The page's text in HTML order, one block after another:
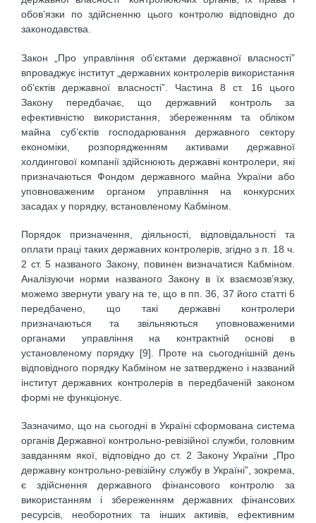
обов’язки по здійсненню цього контролю відповідно до
законодавства.
Закон „Про управління об’єктами державної власності”
впроваджує інститут „державних контролерів використання
об’єктів державної власності”. Частина 8 ст. 16 цього
Закону передбачає, що державний контроль за
ефективністю використання, збереженням та обліком
майна суб’єктів господарювання державного сектору
економіки, розпорядженням активами державної
холдингової компанії здійснюють державні контролери, які
призначаються Фондом державного майна України або
уповноваженим органом управління на конкурсних
засадах у порядку, встановленому Кабміном.
Порядок призначення, діяльності, відповідальності та
оплати праці таких державних контролерів, згідно з п. 18 ч.
2 ст. 5 названого Закону, повинен визначатися Кабміном.
Аналізуючи норми названого Закону в їх взаємозв’язку,
можемо звернути увагу на те, що в пп. 36, 37 його статті 6
передбачено, що такі державні контролери
призначаються та звільняються уповноваженими
органами управління на контрактній основі в
установленому порядку [9]. Проте на сьогоднішній день
відповідного порядку Кабміном не затверджено і названий
інститут державних контролерів в передбаченій законом
формі не функціонує.
Зазначимо, що на сьогодні в Україні сформована система
органів Державної контрольно-ревізійної служби, головним
завданням якої, відповідно до ст. 2 Закону України „Про
державну контрольно-ревізійну службу в Україні”, зокрема,
є здійснення державного фінансового контролю за
використанням і збереженням державних фінансових
ресурсів, необоротних та інших активів, ефективним